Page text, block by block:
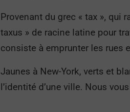
Provenant du grec « tax », qui
taxus » de racine latine pour
consiste à emprunter les rues
Jaunes à New-York, verts et
l’identité d’une ville. Nous